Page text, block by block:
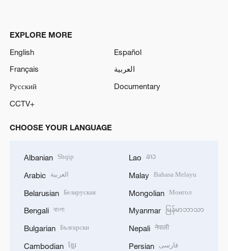
EXPLORE MORE
English
Español
Français
العربية
Русский
Documentary
CCTV+
CHOOSE YOUR LANGUAGE
Albanian Shqip
Arabic العربية
Belarusian Беларуская
Bengali বাংলা
Bulgarian Български
Cambodian ខ្មែរ
Lao ລາວ
Malay Bahasa Melayu
Mongolian Монгол
Myanmar မြန်မာဘာသာ
Nepali नेपाली
Persian فارسی